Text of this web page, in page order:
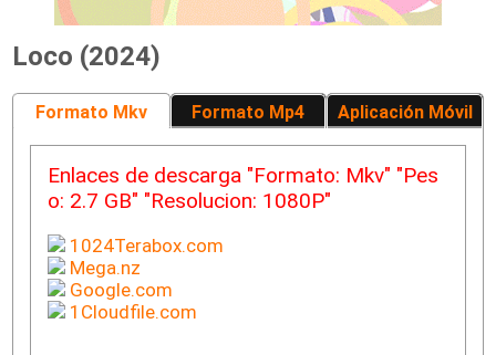
Loco (2024)
Formato Mkv Formato Mp4 Aplicación Móvil
Enlaces de descarga "Formato: Mkv" "Pes
o: 2.7 GB" "Resolucion: 1080P"
1024Terabox.com
Mega.nz
Google.com
1Cloudfile.com